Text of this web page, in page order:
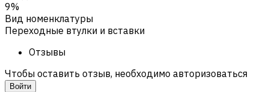
9%
Вид номенклатуры
Переходные втулки и вставки
Отзывы
Чтобы оставить отзыв, необходимо авторизоваться
Войти